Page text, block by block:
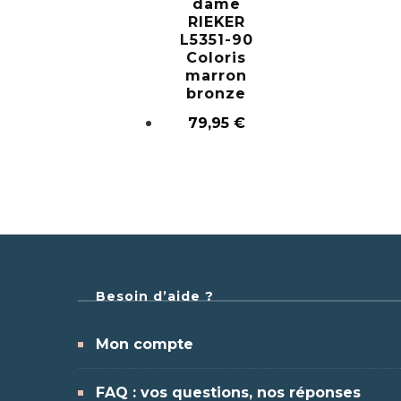
dame
RIEKER
L5351-90
Coloris
marron
bronze
79,95 €
Besoin d’aide ?
Mon compte
FAQ : vos questions, nos réponses